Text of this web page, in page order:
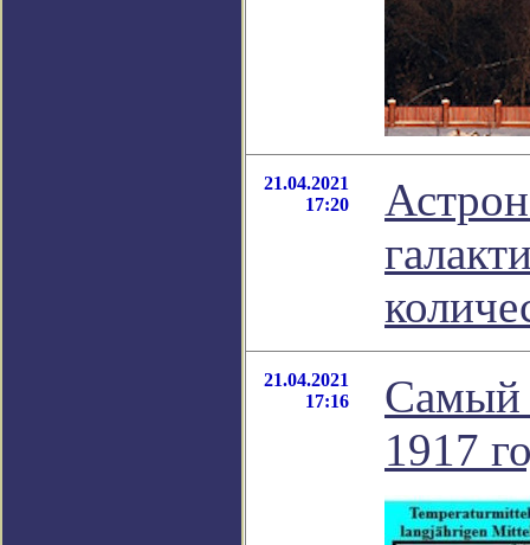
21.04.2021
17:20
21.04.2021
17:16
Самый
1917